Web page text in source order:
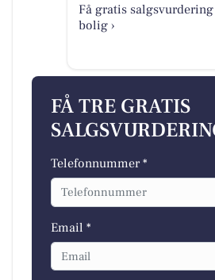
Få gratis
bolig ›
FÅ TRE GRATIS
Telefonnummer *
Email *